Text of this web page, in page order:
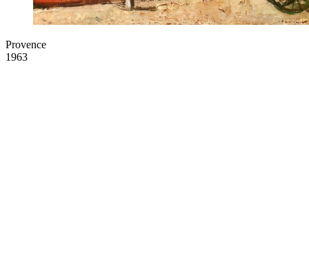
Provence
1963